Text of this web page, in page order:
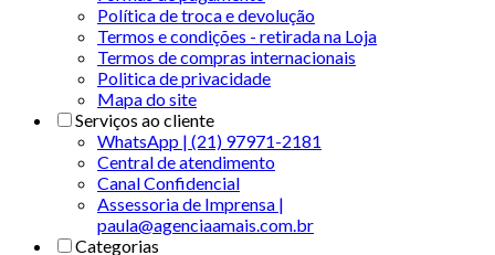
Política de troca e devolução
Termos e condições - retirada na Loja
Termos de compras internacionais
Politica de privacidade
Mapa do site
Serviços ao cliente
WhatsApp | (21) 97971-2181
Central de atendimento
Canal Confidencial
Assessoria de Imprensa |
paula@agenciaamais.com.br
Categorias